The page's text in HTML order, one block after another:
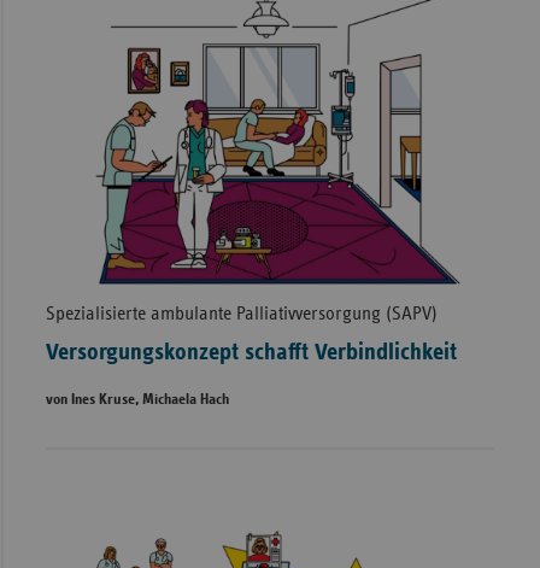
Spezialisierte ambulante Palliativversorgung (SAPV)
Versorgungskonzept schafft Verbindlichkeit
von Ines Kruse, Michaela Hach